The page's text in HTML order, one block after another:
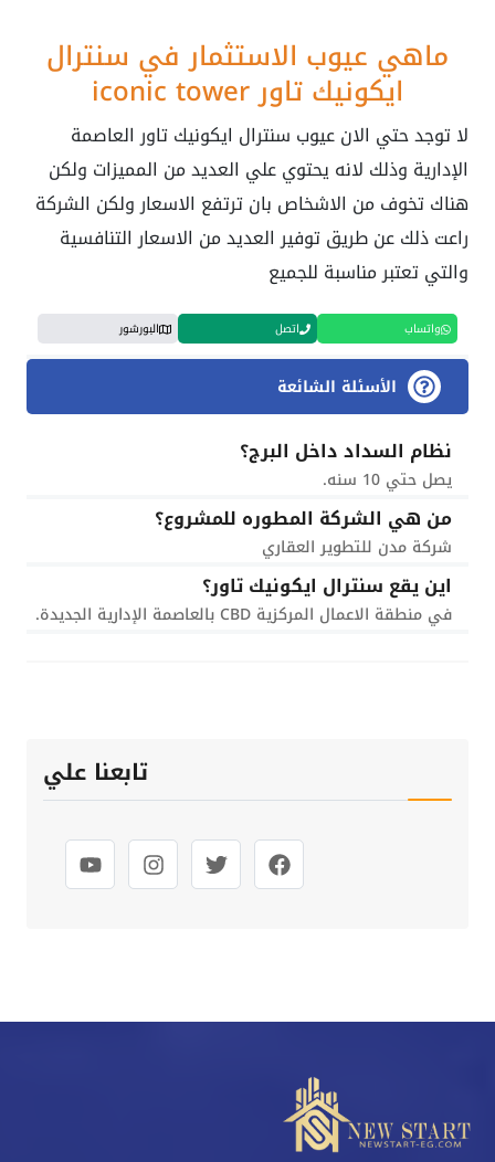
ماهي عيوب الاستثمار في سنترال
ايكونيك تاور iconic tower
لا توجد حتي الان عيوب سنترال ايكونيك تاور العاصمة
الإدارية وذلك لانه يحتوي علي العديد من المميزات ولكن
هناك تخوف من الاشخاص بان ترتفع الاسعار ولكن الشركة
راعت ذلك عن طريق توفير العديد من الاسعار التنافسية
والتي تعتبر مناسبة للجميع
واتساب اتصل البورشور
الأسئلة الشائعة
نظام السداد داخل البرج؟
يصل حتي 10 سنه.
من هي الشركة المطوره للمشروع؟
شركة مدن للتطوير العقاري
اين يقع سنترال ايكونيك تاور؟
في منطقة الاعمال المركزية CBD بالعاصمة الإدارية الجديدة.
تابعنا علي